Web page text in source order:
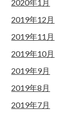
2020年1月
2019年12月
2019年11月
2019年10月
2019年9月
2019年8月
2019年7月